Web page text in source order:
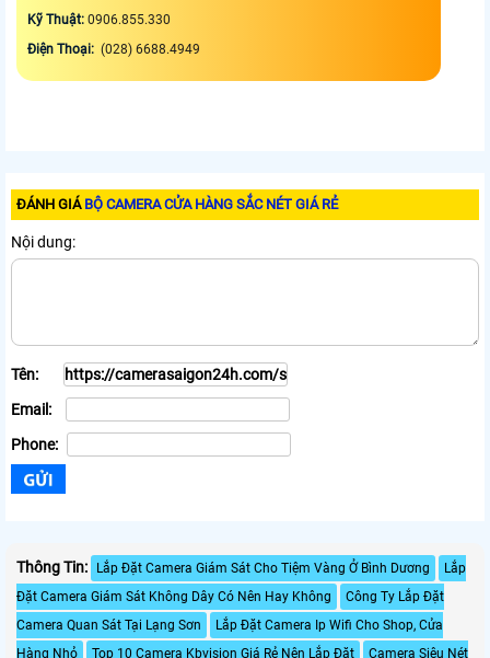
Kỹ Thuật: 0906.855.330
Điện Thoại: (028) 6688.4949
ĐÁNH GIÁ BỘ CAMERA CỬA HÀNG SẮC NÉT GIÁ RẺ
Nội dung:
Tên:
Email:
Phone:
Thông Tin: Lắp Đặt Camera Giám Sát Cho Tiệm Vàng Ở Bình Dương
Lắp
Đặt Camera Giám Sát Không Dây Có Nên Hay Không
Công Ty Lắp Đặt
Camera Quan Sát Tại Lạng Sơn
Lắp Đặt Camera Ip Wifi Cho Shop, Cửa
Hàng Nhỏ
Top 10 Camera Kbvision Giá Rẻ Nên Lắp Đặt
Camera Siêu Nét